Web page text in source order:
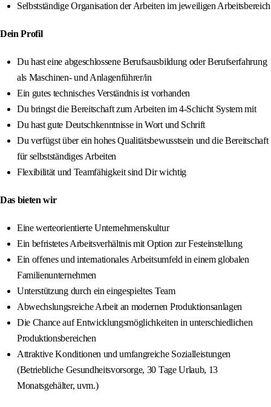
Selbstständige Organisation der Arbeiten im jeweiligen Arbeitsbereich
Dein Profil
Du hast eine abgeschlossene Berufsausbildung oder Berufserfahrung
als Maschinen- und Anlagenführer/in
Ein gutes technisches Verständnis ist vorhanden
Du bringst die Bereitschaft zum Arbeiten im 4-Schicht System mit
Du hast gute Deutschkenntnisse in Wort und Schrift
Du verfügst über ein hohes Qualitätsbewusstsein und die Bereitschaft
für selbstständiges Arbeiten
Flexibilität und Teamfähigkeit sind Dir wichtig
Das bieten wir
Eine werteorientierte Unternehmenskultur
Ein befristetes Arbeitsverhältnis mit Option zur Festeinstellung
Ein offenes und internationales Arbeitsumfeld in einem globalen
Familienunternehmen
Unterstützung durch ein eingespieltes Team
Abwechslungsreiche Arbeit an modernen Produktionsanlagen
Die Chance auf Entwicklungsmöglichkeiten in unterschiedlichen
Produktionsbereichen
Attraktive Konditionen und umfangreiche Sozialleistungen
(Betriebliche Gesundheitsvorsorge, 30 Tage Urlaub, 13
Monatsgehälter, uvm.)